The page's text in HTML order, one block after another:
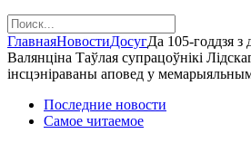
ГлавнаяНовостиДосугДа 105-годдзя з
Валянціна Таўлая супрацоўнікі
інсцэніраваны аповед у
Последние новости
Самое читаемое